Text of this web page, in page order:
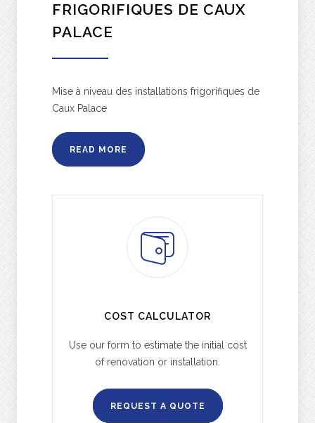
FRIGORIFIQUES DE CAUX
PALACE
Mise à niveau des installations frigorifiques de
Caux Palace
READ MORE
COST CALCULATOR
Use our form to estimate the initial cost
of renovation or installation.
REQUEST A QUOTE